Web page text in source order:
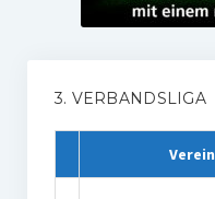
3. VERBANDSLIGA
Verein